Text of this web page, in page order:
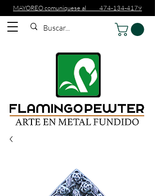
MAYOREO comuniquese al 474-134-4179